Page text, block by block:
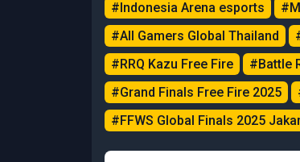
#Indonesia Arena esports
#All Gamers Global Thailand
#RRQ Kazu Free Fire
#Battle
#Grand Finals Free Fire 2025
#FFWS Global Finals 2025